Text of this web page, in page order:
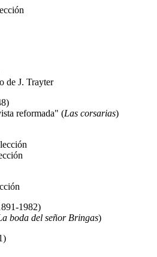
de J. Trayter
reformada" (Las corsarias)
1982)
boda del señor Bringas)